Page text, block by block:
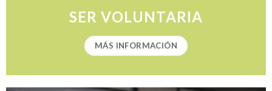
SER VOLUNTARIA
MÁS INFORMACIÓN